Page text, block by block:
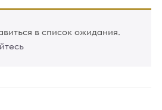
в список ожидания.